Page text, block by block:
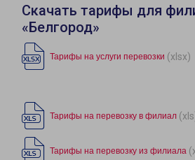
Скачать тарифы для
«Белгород»
Тарифы на услуги перевозки (xlsx)
Тарифы на перевозку в филиал
Тарифы на перевозку из филиала